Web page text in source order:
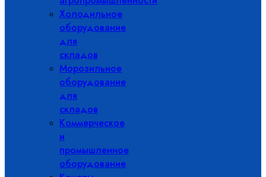
Холодильное
оборудование
для
складов
Морозильное
оборудование
для
складов
Коммерческое
и
промышленное
оборудование